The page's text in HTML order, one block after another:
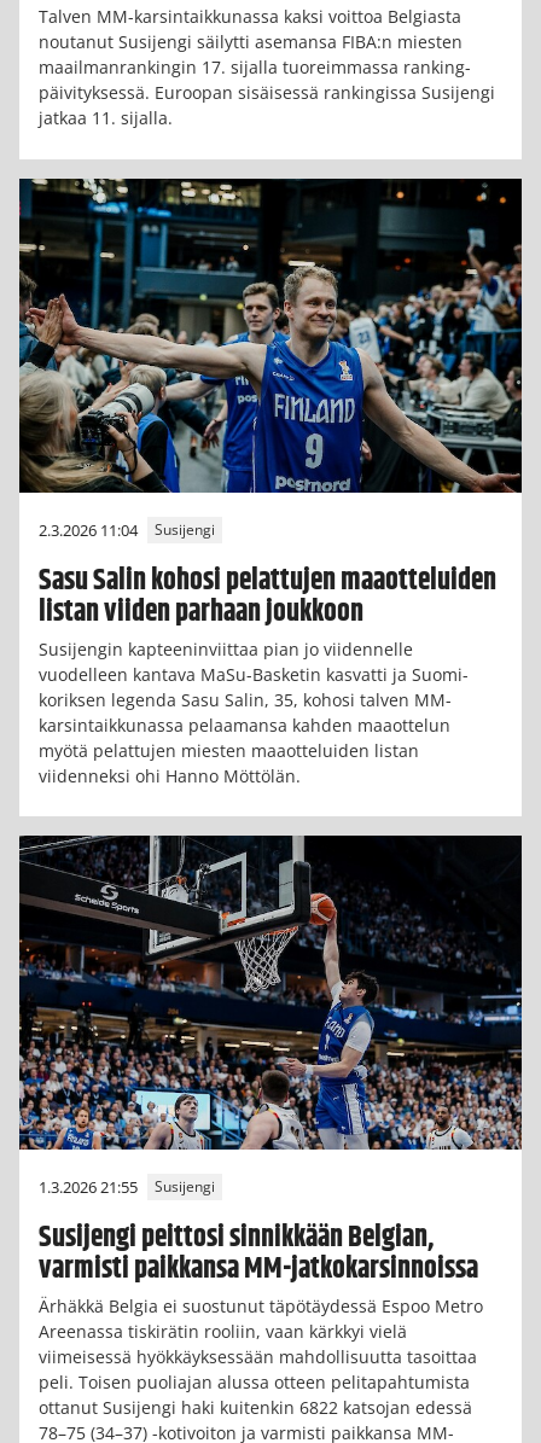
Talven MM-karsintaikkunassa kaksi voittoa Belgiasta
noutanut Susijengi säilytti asemansa FIBA:n miesten
maailmanrankingin 17. sijalla tuoreimmassa ranking-
päivityksessä. Euroopan sisäisessä rankingissa Susijengi
jatkaa 11. sijalla.
2.3.2026 11:04 Susijengi
Sasu Salin kohosi pelattujen maaotteluiden
listan viiden parhaan joukkoon
Susijengin kapteeninviittaa pian jo viidennelle
vuodelleen kantava MaSu-Basketin kasvatti ja Suomi-
koriksen legenda Sasu Salin, 35, kohosi talven MM-
karsintaikkunassa pelaamansa kahden maaottelun
myötä pelattujen miesten maaotteluiden listan
viidenneksi ohi Hanno Möttölän.
1.3.2026 21:55 Susijengi
Susijengi peittosi sinnikkään Belgian,
varmisti paikkansa MM-jatkokarsinnoissa
Ärhäkkä Belgia ei suostunut täpötäydessä Espoo Metro
Areenassa tiskirätin rooliin, vaan kärkkyi vielä
viimeisessä hyökkäyksessään mahdollisuutta tasoittaa
peli. Toisen puoliajan alussa otteen pelitapahtumista
ottanut Susijengi haki kuitenkin 6822 katsojan edessä
78–75 (34–37) -kotivoiton ja varmisti paikkansa MM-